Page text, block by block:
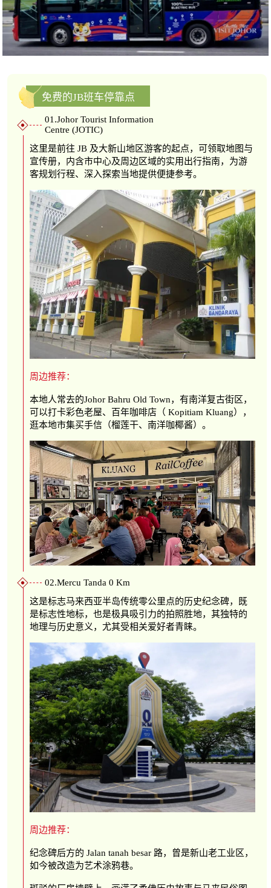
免费的JB班车停靠点
01.Johor Tourist Information
Centre (JOTIC)
这里是前往 JB 及大新山地区游客的起点，可领取地图与
宣传册，内含市中心及周边区域的实用出行指南，为游
客规划行程、深入探索当地提供便捷参考。
周边推荐：
本地人常去的Johor Bahru Old Town，有南洋复古街区，
可以打卡彩色老屋、百年咖啡店（ Kopitiam Kluang），
逛本地市集买手信（榴莲干、南洋咖椰酱）。
02.Mercu Tanda 0 Km
这是标志马来西亚半岛传统零公里点的历史纪念碑，既
是标志性地标，也是极具吸引力的拍照胜地，其独特的
地理与历史意义，尤其受相关爱好者青睐。
周边推荐：
纪念碑后方的 Jalan tanah besar 路，曾是新山老工业区，
如今被改造为艺术涂鸦巷。